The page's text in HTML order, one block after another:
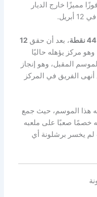
مميزًا خارج الديار
، بعد أن حقق12
وهو مركز يؤهله حاليًا
المقبل، وهو إنجاز
الفريق في المركز
هذا الموسم، حيث جمع
خصمًا صعبًا على ملعبه
يخسر برشلونة أي